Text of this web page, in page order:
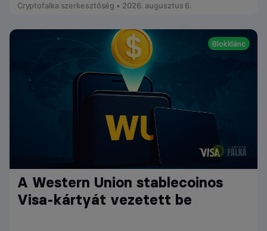
Cryptofalka szerkesztőség • 2026. augusztus 6.
Blokklánc
A Western Union stablecoinos
Visa-kártyát vezetett be